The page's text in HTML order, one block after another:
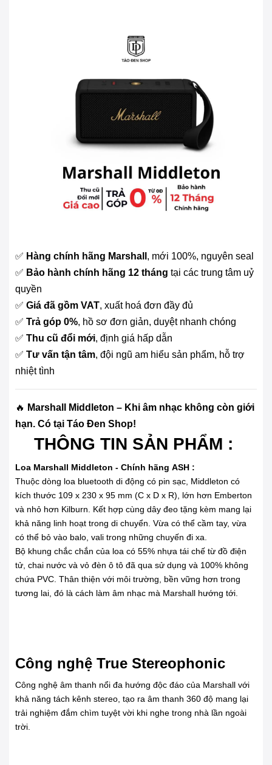
✅ Hàng chính hãng Marshall , mới 100%, nguyên seal
✅ Bảo hành chính hãng 12 tháng tại các trung tâm uỷ
quyền
✅ Giá đã gồm VAT, xuất hoá đơn đầy đủ
✅ Trả góp 0%, hồ sơ đơn giản, duyệt nhanh chóng
✅ Thu cũ đổi mới, định giá hấp dẫn
✅ Tư vấn tận tâm, đội ngũ am hiểu sản phẩm, hỗ trợ
nhiệt tình
🔥 Marshall Middleton – Khi âm nhạc không còn giới
hạn. Có tại Táo Đen Shop!
THÔNG TIN SẢN PHẨM :
Loa Marshall Middleton - Chính hãng ASH :
Thuộc dòng loa bluetooth di động có pin sạc, Middleton có
kích thước 109 x 230 x 95 mm (C x D x R), lớn hơn Emberton
và nhỏ hơn Kilburn. Kết hợp cùng dây đeo tặng kèm mang lại
khả năng linh hoạt trong di chuyển. Vừa có thể cầm tay, vừa
có thể bỏ vào balo, vali trong những chuyến đi xa.
Bộ khung chắc chắn của loa có 55% nhựa tái chế từ đồ điện
tử, chai nước và vỏ đèn ô tô đã qua sử dụng và 100% không
chứa PVC. Thân thiện với môi trường, bền vững hơn trong
tương lai, đó là cách làm âm nhạc mà Marshall hướng tới.
Công nghệ True Stereophonic
Công nghệ âm thanh nổi đa hướng độc đáo của Marshall với
khả năng tách kênh stereo, tạo ra âm thanh 360 độ mang lại
trải nghiệm đắm chìm tuyệt vời khi nghe trong nhà lần ngoài
trời.